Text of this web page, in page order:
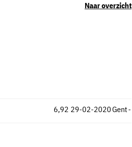
Naar overzicht
Gent
6,92 -
29-02-2020